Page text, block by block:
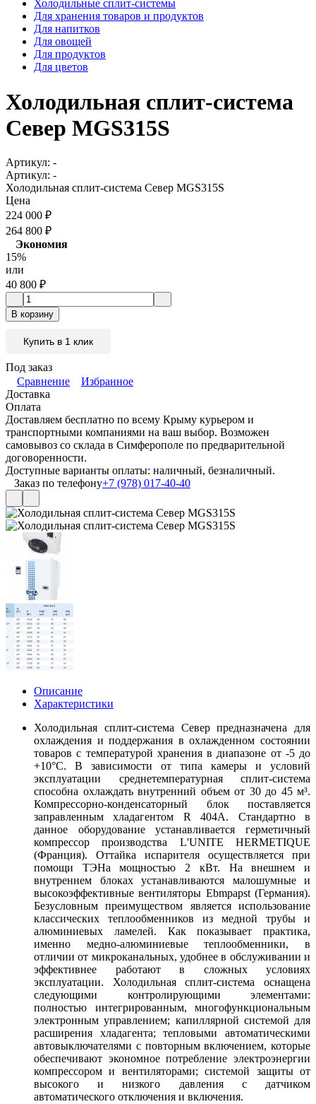
Холодильные сплит-системы
Для хранения товаров и продуктов
Для напитков
Для овощей
Для продуктов
Для цветов
Холодильная сплит-система
Север MGS315S
Артикул: -
Артикул: -
Холодильная сплит-система Север MGS315S
Цена
224 000 ₽
264 800 ₽
Экономия
15%
или
40 800 ₽
В корзину
Купить в 1 клик
Под заказ
Сравнение
Избранное
Доставка
Оплата
Доставляем бесплатно по всему Крыму курьером и
транспортными компаниями на ваш выбор. Возможен
самовывоз со склада в Симферополе по предварительной
договоренности.
Доступные варианты оплаты: наличный, безналичный.
Заказ по телефону+7 (978) 017-40-40
Описание
Характеристики
Холодильная сплит-система Север предназначена для
охлаждения и поддержания в охлажденном состоянии
товаров с температурой хранения в диапазоне от -5 до
+10°С. В зависимости от типа камеры и условий
эксплуатации среднетемпературная сплит-система
способна охлаждать внутренний объем от 30 до 45 м³.
Компрессорно-конденсаторный блок поставляется
заправленным хладагентом R 404А. Стандартно в
данное оборудование устанавливается герметичный
компрессор производства L'UNITE HERMETIQUE
(Франция). Оттайка испарителя осуществляется при
помощи ТЭНа мощностью 2 кВт. На внешнем и
внутреннем блоках устанавливаются малошумные и
высокоэффективные вентиляторы Ebmpapst (Германия).
Безусловным преимуществом является использование
классических теплообменников из медной трубы и
алюминиевых ламелей. Как показывает практика,
именно медно-алюминиевые теплообменники, в
отличии от микроканальных, удобнее в обслуживании и
эффективнее работают в сложных условиях
эксплуатации. Холодильная сплит-система оснащена
следующими контролирующими элементами:
полностью интегрированным, многофункциональным
электронным управлением; капиллярной системой для
расширения хладагента; тепловыми автоматическими
автовыключателями с повторным включением, которые
обеспечивают экономное потребление электроэнергии
компрессором и вентиляторами; системой защиты от
высокого и низкого давления с датчиком
автоматического отключения и включения.